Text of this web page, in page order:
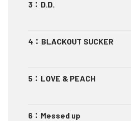
3 ： D.D.
4 ： BLACKOUT SUCKER
5 ： LOVE & PEACH
6 ： Messed up